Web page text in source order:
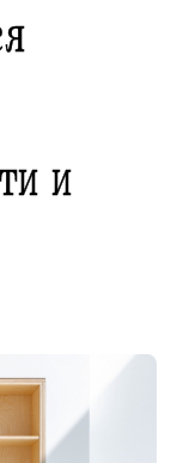
и